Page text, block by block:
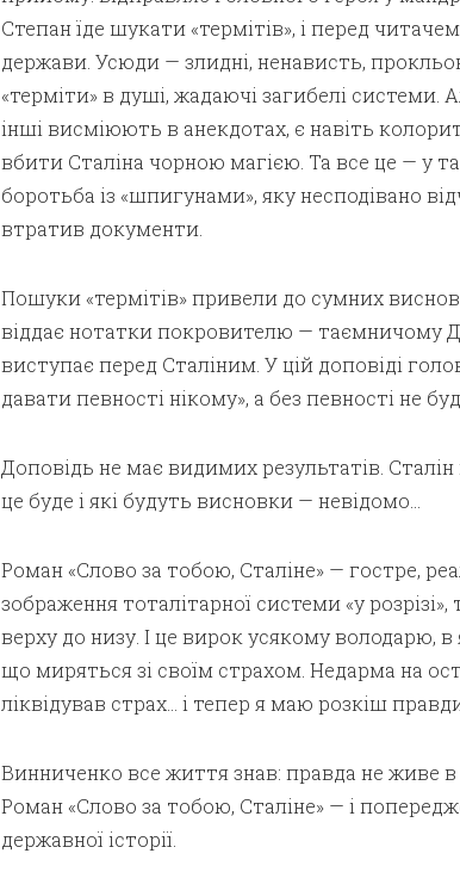
Степан їде шукати «термітів», і перед
держави. Усюди — злидні, ненависть,
«терміти» в душі, жадаючі загибелі системи.
інші висміюють в анекдотах, є навіть
вбити Сталіна чорною магією. Та все це — у
боротьба із «шпигунами», яку несподівано
втратив документи.
Пошуки «термітів» привели до сумних
віддає нотатки покровителю — таємничому
виступає перед Сталіним. У цій доповіді
давати певності нікому», а без певності не
Доповідь не має видимих результатів.
це буде і які будуть висновки — невідомо…
Роман «Слово за тобою, Сталіне» — гостре,
зображення тоталітарної системи «у
верху до низу. І це вирок усякому володарю,
що миряться зі своїм страхом. Недарма на
ліквідував страх… і тепер я маю розкіш
Винниченко все життя знав: правда не живе в
Роман «Слово за тобою, Сталіне» — і
державної історії.